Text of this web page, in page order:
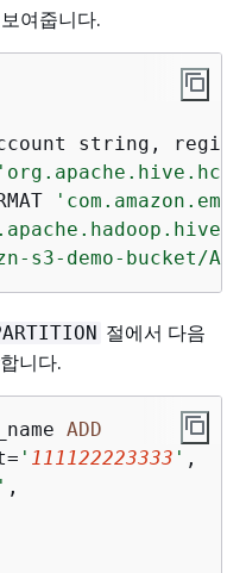
여줍니다.
string,
s3-demo-bucket/
절에서 다음
니다.
ADD
= ' 111122223333 ' ,